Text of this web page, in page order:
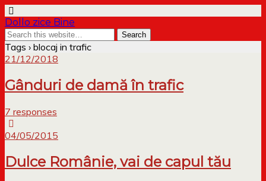
Dollo zice Bine
Tags › blocaj in trafic
21/12/2018
Gânduri de damă în trafic
7 responses
04/05/2015
Dulce Românie, vai de capul tău